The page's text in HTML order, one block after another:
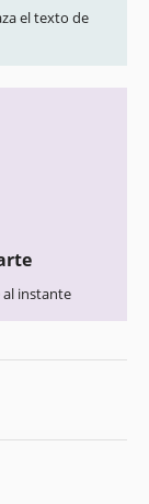
el texto de
instante